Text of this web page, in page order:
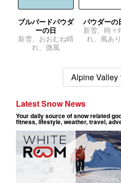
ブルバードパウダ
ーの日
新雪、おおむね晴
れ、微風
パウダーの
新雪、時々
れ、風あり
Alpine Valley